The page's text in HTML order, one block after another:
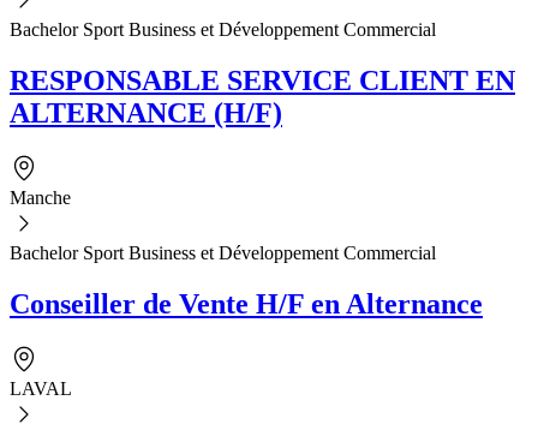
Bachelor Sport Business et Développement Commercial
RESPONSABLE SERVICE CLIENT EN
ALTERNANCE (H/F)
Manche
Bachelor Sport Business et Développement Commercial
Conseiller de Vente H/F en Alternance
LAVAL